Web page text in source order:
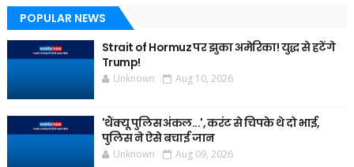
POPULAR NEWS
Strait of Hormuz पर झुका अमेरिका! युद्ध से हटेंगे
Trump!
Unknown Aug 10, 2026
'थैंक्यू पुलिस अंकल...', करंट से चिपके थे दो भाई,
पुलिस ने ऐसे बचाई जान
Unknown Aug 09, 2026